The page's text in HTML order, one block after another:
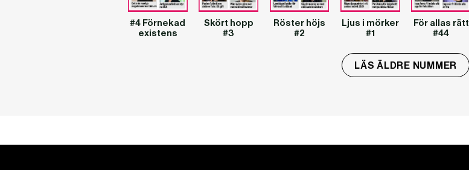
#4 Förnekad
existens
Skört hopp
#3
Röster höjs
#2
Ljus i mörker
#1
För allas rätt
#44
LÄS ÄLDRE NUMMER